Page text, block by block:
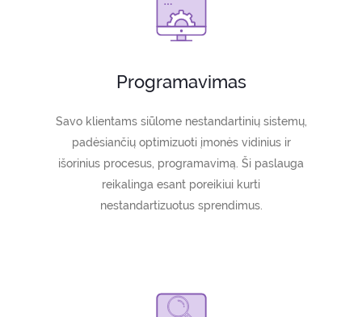
Programavimas
Savo klientams siūlome nestandartinių sistemų,
padėsiančių optimizuoti įmonės vidinius ir
išorinius procesus, programavimą. Ši paslauga
reikalinga esant poreikiui kurti
nestandartizuotus sprendimus.